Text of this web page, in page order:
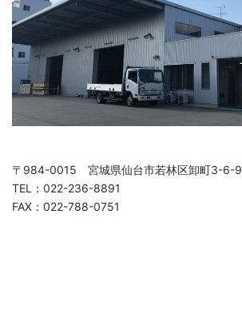
〒984-0015 宮城県仙台市若林区卸町3-6-9
TEL：022-236-8891
FAX：022-788-0751